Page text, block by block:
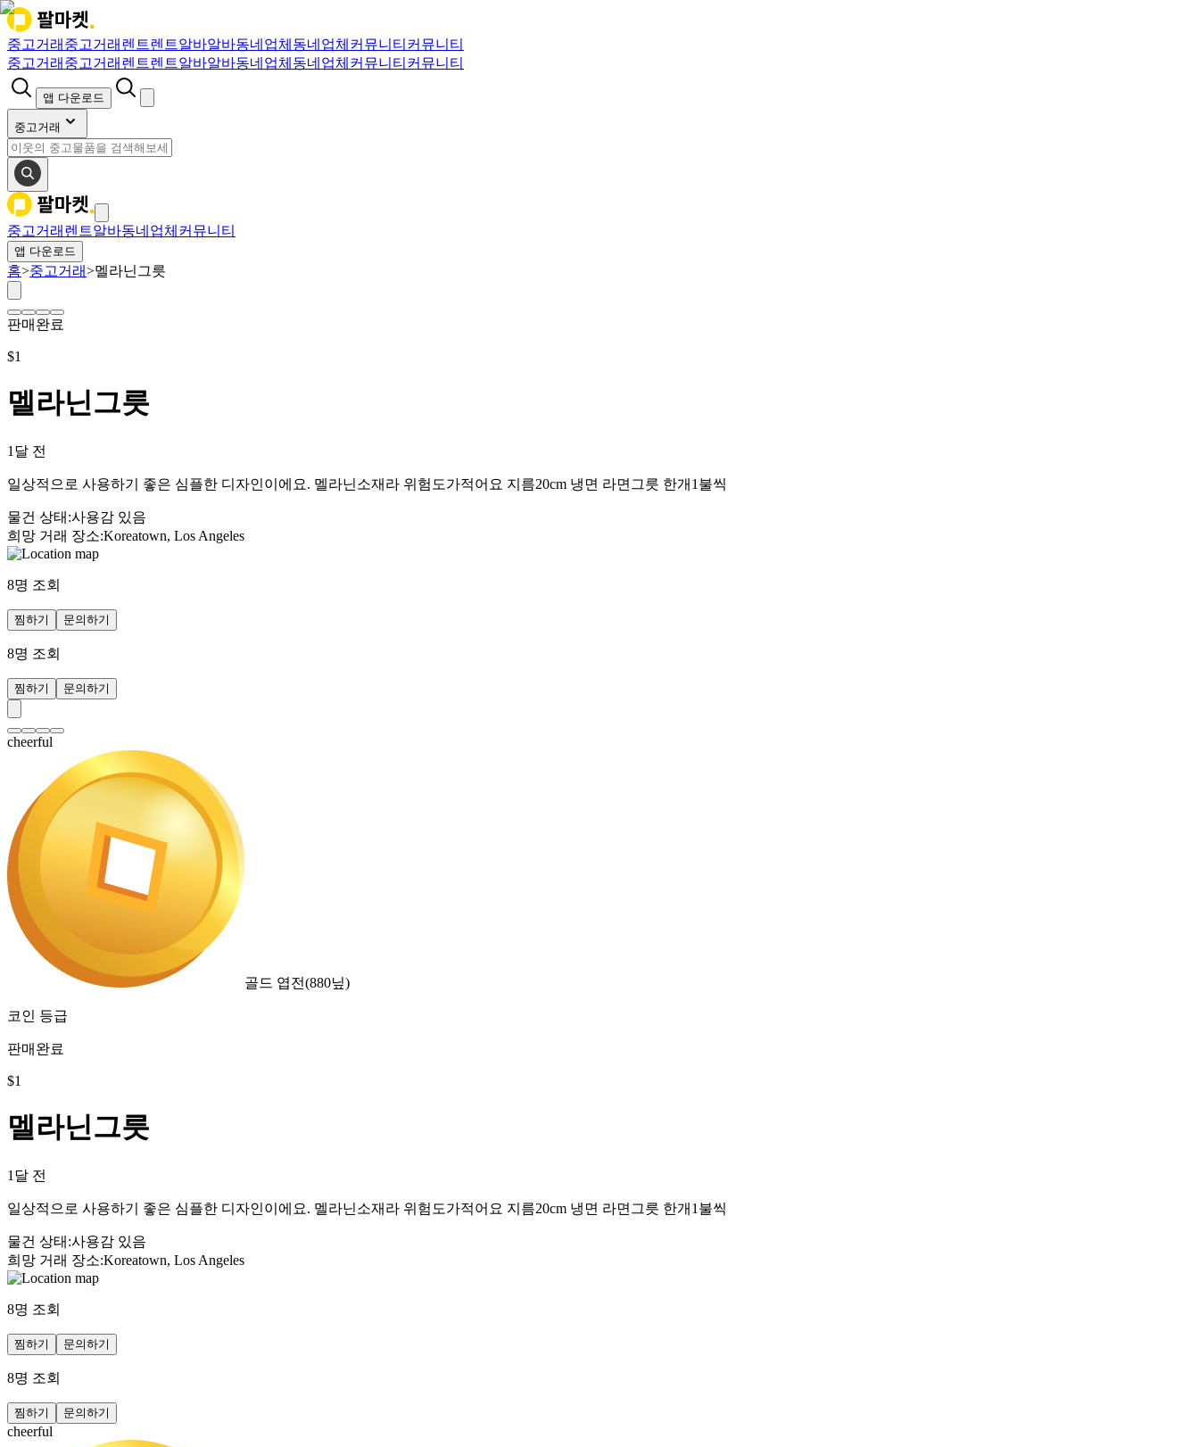
중고거래 중고거래 렌트렌트알바알바동네업체 동네업체 커뮤니티 커뮤니티
중고거래 중고거래 렌트렌트알바알바동네업체 동네업체 커뮤니티 커뮤니티
앱 다운로드
중고거래
중고거래 렌트알바동네업체 커뮤니티
앱 다운로드
홈>중고거래>멜라닌그릇
판매완료
$1
멜라닌그릇
1달 전
일상적으로 사용하기 좋은 심플한 디자인이에요. 멜라닌소재라 위험도가적어요 지름20cm 냉면 라면그릇 한개1불씩
물건 상태 :사용감 있음
희망 거래 장소:Koreatown, Los Angeles
8명 조회
찜하기 문의하기
8명 조회
찜하기 문의하기
cheerful
골드 엽전(880닢)
코인 등급
판매완료
$1
멜라닌그릇
1달 전
일상적으로 사용하기 좋은 심플한 디자인이에요. 멜라닌소재라 위험도가적어요 지름20cm 냉면 라면그릇 한개1불씩
물건 상태 :사용감 있음
희망 거래 장소:Koreatown, Los Angeles
8명 조회
찜하기 문의하기
8명 조회
찜하기 문의하기
cheerful